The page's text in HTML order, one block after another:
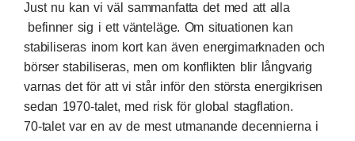
Just nu kan vi väl sammanfatta det med att alla
befinner sig i ett vänteläge. Om situationen kan
stabiliseras inom kort kan även energimarknaden och
börser stabiliseras, men om konflikten blir långvarig
varnas det för att vi står inför den största energikrisen
sedan 1970-talet, med risk för global stagflation.
70-talet var en av de mest utmanande decennierna i